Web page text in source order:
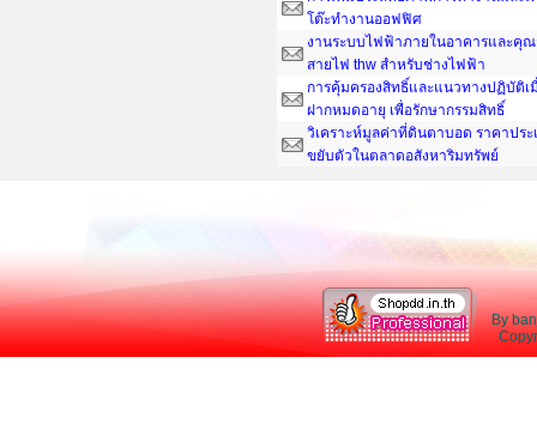
โต๊ะทํางานออฟฟิศ
งานระบบไฟฟ้าภายในอาคารและคุ
สายไฟ thw สำหรับช่างไฟฟ้า
การคุ้มครองสิทธิ์และแนวทางปฏิบัติ
ฝากหมดอายุ เพื่อรักษากรรมสิทธิ์
วิเคราะห์มูลค่าที่ดินตาบอด ราคาประ
ขยับตัวในตลาดอสังหาริมทรัพย์
By